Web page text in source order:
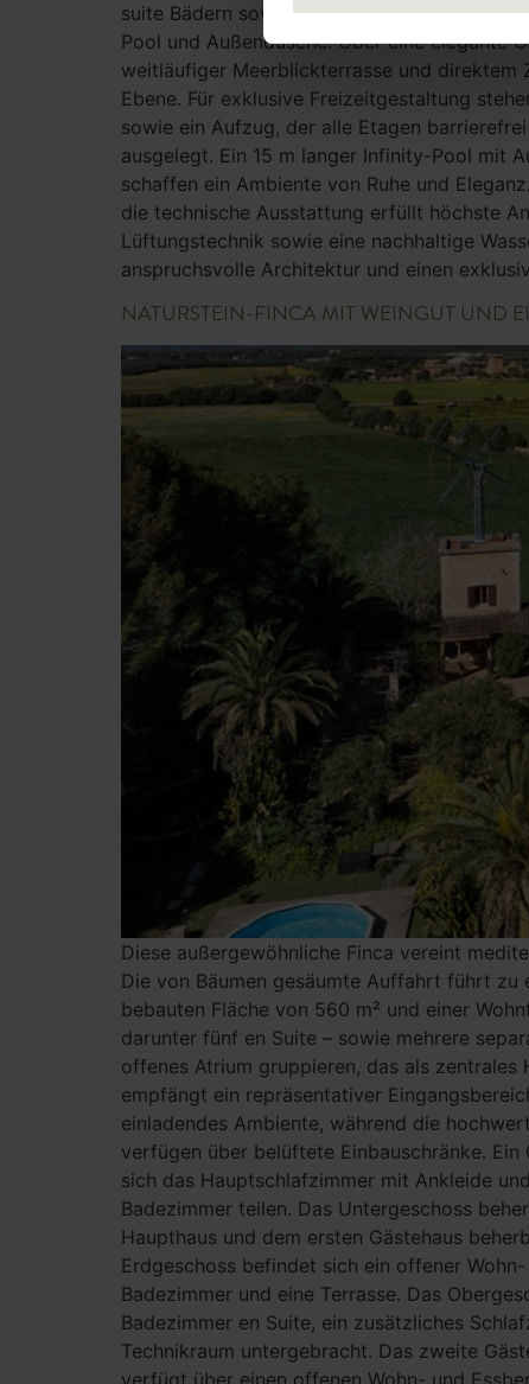
suite Bädern sowie ein Gäste-WC bieten
Pool und Außendusche. Über eine elegante
weitläufiger Meerblickterrasse und direktem
Ebene. Für exklusive Freizeitgestaltung
sowie ein Aufzug, der alle Etagen
ausgelegt. Ein 15 m langer Infinity-Pool mit
schaffen ein Ambiente von Ruhe und
die technische Ausstattung erfüllt höchste
Lüftungstechnik sowie eine nachhaltige
anspruchsvolle Architektur und einen
NATURSTEIN-FINCA MIT WEINGUT UND
Diese außergewöhnliche Finca vereint
Die von Bäumen gesäumte Auffahrt führt zu
bebauten Fläche von 560 m² und einer
darunter fünf en Suite – sowie mehrere
offenes Atrium gruppieren, das als
empfängt ein repräsentativer
einladendes Ambiente, während die
verfügen über belüftete Einbauschränke.
sich das Hauptschlafzimmer mit Ankleide
Badezimmer teilen. Das Untergeschoss
Haupthaus und dem ersten Gästehaus
Erdgeschoss befindet sich ein offener
Badezimmer und eine Terrasse. Das
Badezimmer en Suite, ein zusätzliches
Technikraum untergebracht. Das zweite
verfügt über einen offenen Wohn- und